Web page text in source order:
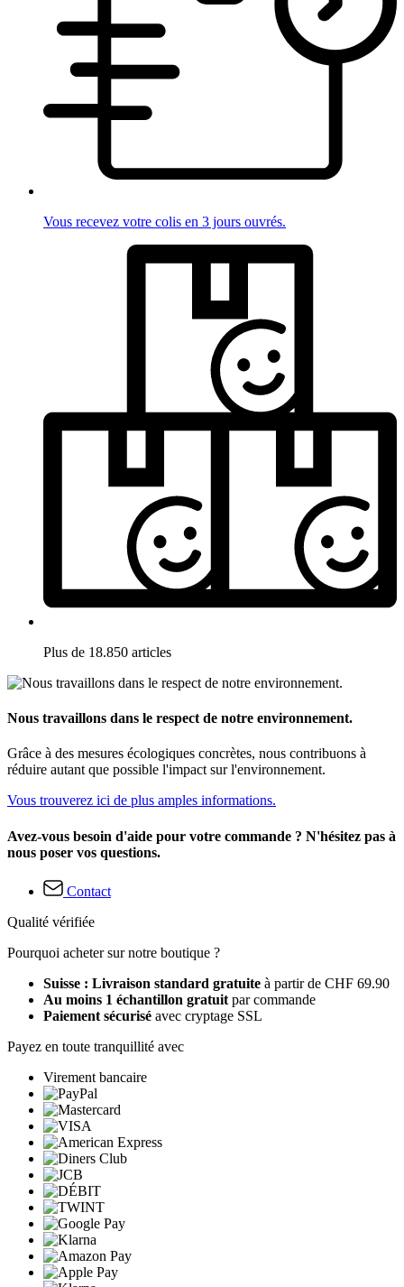
Vous recevez votre colis en 3 jours ouvrés.
Plus de 18.850 articles
Nous travaillons dans le respect de notre environnement.
Grâce à des mesures écologiques concrètes, nous contribuons à
réduire autant que possible l'impact sur l'environnement.
Vous trouverez ici de plus amples informations.
Avez-vous besoin d'aide pour votre commande ? N'hésitez pas à
nous poser vos questions.
Contact
Qualité vérifiée
Pourquoi acheter sur notre boutique ?
Suisse : Livraison standard gratuite à partir de CHF 69.90
Au moins 1 échantillon gratuit par commande
Paiement sécurisé avec cryptage SSL
Payez en toute tranquillité avec
Virement bancaire